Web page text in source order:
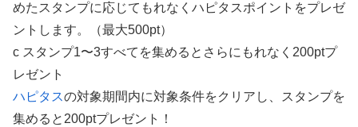
めたスタンプに応じてもれなくハピタスポイントをプレゼ
ントします。（最大500pt）
c スタンプ1〜3すべてを集めるとさらにもれなく200ptプ
レゼント
ハピタスの対象期間内に対象条件をクリアし、スタンプを
集めると200ptプレゼント！